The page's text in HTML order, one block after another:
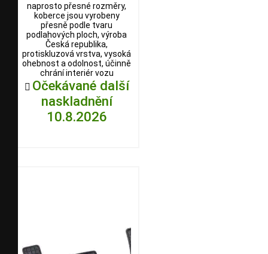
naprosto přesné rozměry,
koberce jsou vyrobeny
přesně podle tvaru
podlahových ploch, výroba
Česká republika,
protiskluzová vrstva, vysoká
ohebnost a odolnost, účinně
chrání interiér vozu
 Očekávané další
naskladnění
10.8.2026